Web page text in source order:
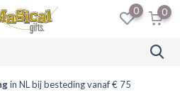
0 0
in NL bij besteding vanaf € 75